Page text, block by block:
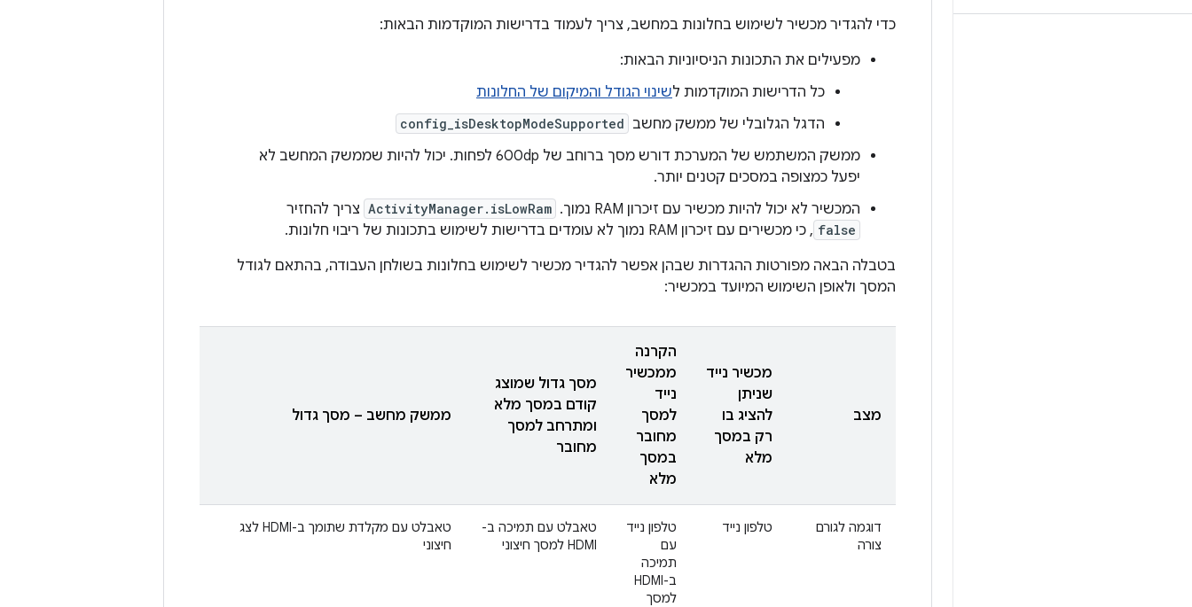
כדי להגדיר מכשיר לשימוש בחלונות במחשב, צריך לעמוד בדרישות המוקדמות הבאות:
מפעילים את התכונות הניסיוניות הבאות:
כל הדרישות המוקדמות לשינוי הגודל והמיקום של החלונות
הדגל הגלובלי של ממשק מחשב config_isDesktopModeSupported
ממשק המשתמש של המערכת דורש מסך ברוחב של 600dp לפחות. יכול להיות שממשק המחשב לא
יפעל כמצופה במסכים קטנים יותר.
המכשיר לא יכול להיות מכשיר עם זיכרון RAM נמוך.
ActivityManager.isLowRam צריך להחזיר
false , כי מכשירים עם זיכרון RAM נמוך לא עומדים בדרישות לשימוש בתכונות של ריבוי חלונות.
בטבלה הבאה מפורטות ההגדרות שבהן אפשר להגדיר מכשיר לשימוש בחלונות בשולחן העבודה, בהתאם לגודל
המסך ולאופן השימוש המיועד במכשיר:
מצב
מכשיר נייד
שניתן
להציג בו
רק במסך
מלא
הקרנה
ממכשיר
נייד
למסך
מחובר
במסך
מלא
מסך גדול שמוצג
קודם במסך מלא
ומתרחב למסך
מחובר
ממשק מחשב – מסך גדול
דוגמה לגורם
צורה
טלפון נייד
טלפון נייד
עם
תמיכה
ב-HDMI
למסך
טאבלט עם תמיכה ב-
HDMI למסך חיצוני
טאבלט עם מקלדת שתומך ב-HDMI לצג
חיצוני